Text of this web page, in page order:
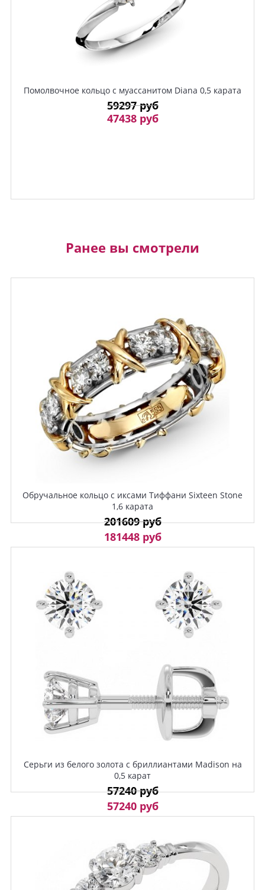
Помолвочное кольцо с муассанитом Diana 0,5 карата
59297 руб
47438 руб
Ранее вы смотрели
Обручальное кольцо с иксами Тиффани Sixteen Stone
1,6 карата
201609 руб
181448 руб
Серьги из белого золота с бриллиантами Madison на
0,5 карат
57240 руб
57240 руб